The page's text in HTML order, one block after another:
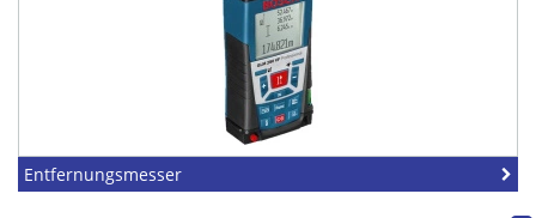
Entfernungsmesser